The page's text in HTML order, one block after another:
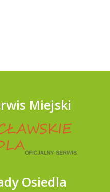
Miejski
Osiedla